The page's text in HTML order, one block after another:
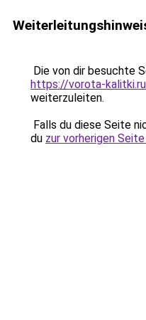
Die von dir besuchte
https://vorota-
weiterzuleiten.
Falls du diese Seite
du zur vorherigen